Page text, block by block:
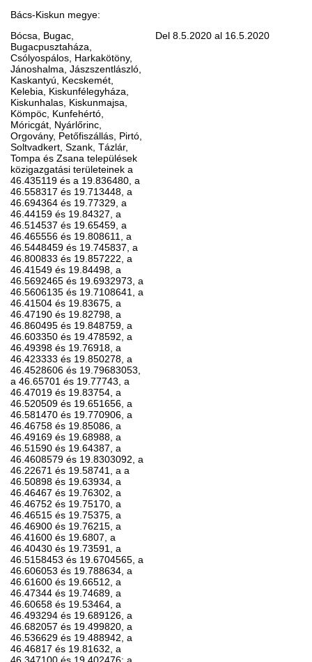
Bács-Kiskun megye:
Bócsa, Bugac,
Bugacpusztaháza,
Csólyospálos, Harkakötöny,
Jánoshalma, Jászszentlászló,
Kaskantyú, Kecskemét,
Kelebia, Kiskunfélegyháza,
Kiskunhalas, Kiskunmajsa,
Kömpöc, Kunfehértó,
Móricgát, Nyárlőrinc,
Orgovány, Petőfiszállás, Pirtó,
Soltvadkert, Szank, Tázlár,
Tompa és Zsana települések
közigazgatási területeinek a
46.435119 és a 19.836480, a
46.558317 és 19.713448, a
46.694364 és 19.77329, a
46.44159 és 19.84327, a
46.514537 és 19.65459, a
46.465556 és 19.808611, a
46.5448459 és 19.745837, a
46.800833 és 19.857222, a
46.41549 és 19.84498, a
46.5692465 és 19.6932973, a
46.5606135 és 19.7108641, a
46.41504 és 19.83675, a
46.47190 és 19.82798, a
46.860495 és 19.848759, a
46.603350 és 19.478592, a
46.49398 és 19.76918, a
46.423333 és 19.850278, a
46.4528606 és 19.79683053,
a 46.65701 és 19.77743, a
46.47019 és 19.83754, a
46.520509 és 19.651656, a
46.581470 és 19.770906, a
46.46758 és 19.85086, a
46.49169 és 19.68988, a
46.51590 és 19.64387, a
46.4608579 és 19.8303092, a
46.22671 és 19.58741, a a
46.50898 és 19.63934, a
46.46467 és 19.76302, a
46.46752 és 19.75170, a
46.46515 és 19.75375, a
46.46900 és 19.76215, a
46.41600 és 19.6807, a
46.40430 és 19.73591, a
46.5158453 és 19.6704565, a
46.606053 és 19.788634, a
46.61600 és 19.66512, a
46.47344 és 19.74689, a
46.60658 és 19.53464, a
46.493294 és 19.689126, a
46.682057 és 19.499820, a
46.536629 és 19.488942, a
46.46817 és 19.81632, a
Del 8.5.2020 al 16.5.2020